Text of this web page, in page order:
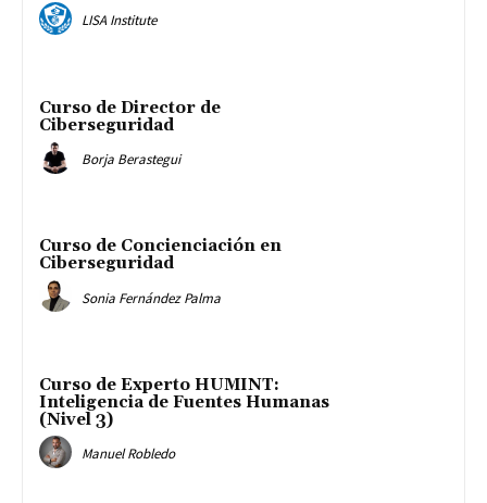
LISA Institute
Curso de Director de
Ciberseguridad
Borja Berastegui
Curso de Concienciación en
Ciberseguridad
Sonia Fernández Palma
Curso de Experto HUMINT:
Inteligencia de Fuentes Humanas
(Nivel 3)
Manuel Robledo